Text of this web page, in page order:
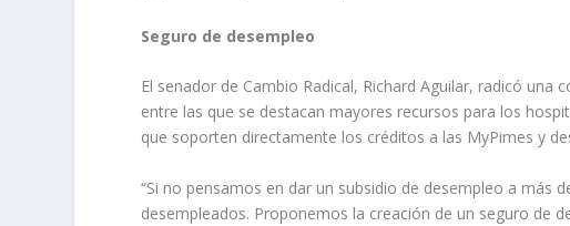
Seguro de desempleo
El senador de Cambio Radical, Richard Aguilar, radicó
entre las que se destacan mayores recursos para los
que soporten directamente los créditos a las MyPimes y
“Si no pensamos en dar un subsidio de desempleo a más
desempleados. Proponemos la creación de un seguro de